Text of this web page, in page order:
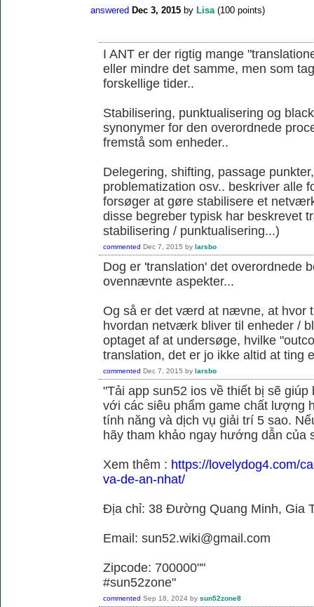
answered Dec 3, 2015 by Lisa (100 points)
I ANT er der rigtig mange
eller mindre det samme, men som
forskellige tider..
Stabilisering, punktualisering og
synonymer for den overordnede
fremstå som enheder..
Delegering, shifting, passage
problematization osv.. beskriver alle
forsøger at gøre stabilisere et
disse begreber typisk har beskrevet
stabilisering / punktualisering...)
commented Dec 7, 2015 by larsbo
Dog er 'translation' det overordnede
ovennævnte aspekter...
Og så er det værd at nævne, at hvor
hvordan netværk bliver til enheder /
optaget af at undersøge, hvilke
translation, det er jo ikke altid at ting
commented Dec 7, 2015 by larsbo
"Tải app sun52 ios về thiết bị sẽ
với các siêu phẩm game chất lượng
tính năng và dịch vụ giải trí 5 sao.
hãy tham khảo ngay hướng dẫn của
Xem thêm : https://lovelydog4.com/
va-de-an-nhat/
Địa chỉ: 38 Đường Quang Minh, Gia
Email: sun52.wiki@gmail.com
Zipcode: 700000""
#sun52zone"
commented Sep 18, 2024 by sun52zone8